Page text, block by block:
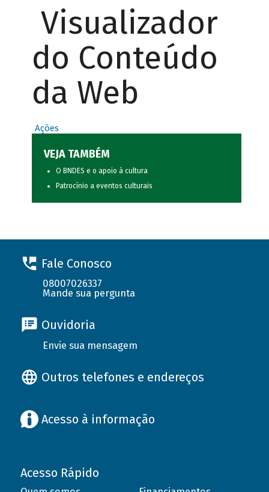
Visualizador
do Conteúdo
da Web
Ações
VEJA TAMBÉM
O BNDES e o apoio à cultura
Patrocínio a eventos culturais
Fale Conosco
08007026337
Mande sua pergunta
Ouvidoria
Envie sua mensagem
Outros telefones e endereços
Acesso à informação
Acesso Rápido